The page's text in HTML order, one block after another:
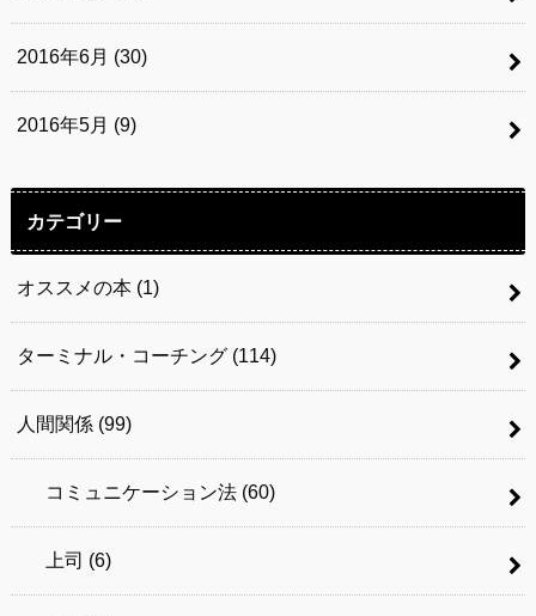
2016年6月 (30)
2016年5月 (9)
カテゴリー
オススメの本 (1)
ターミナル・コーチング (114)
人間関係 (99)
コミュニケーション法 (60)
上司 (6)